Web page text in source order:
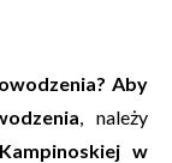
Aby
, należy
w